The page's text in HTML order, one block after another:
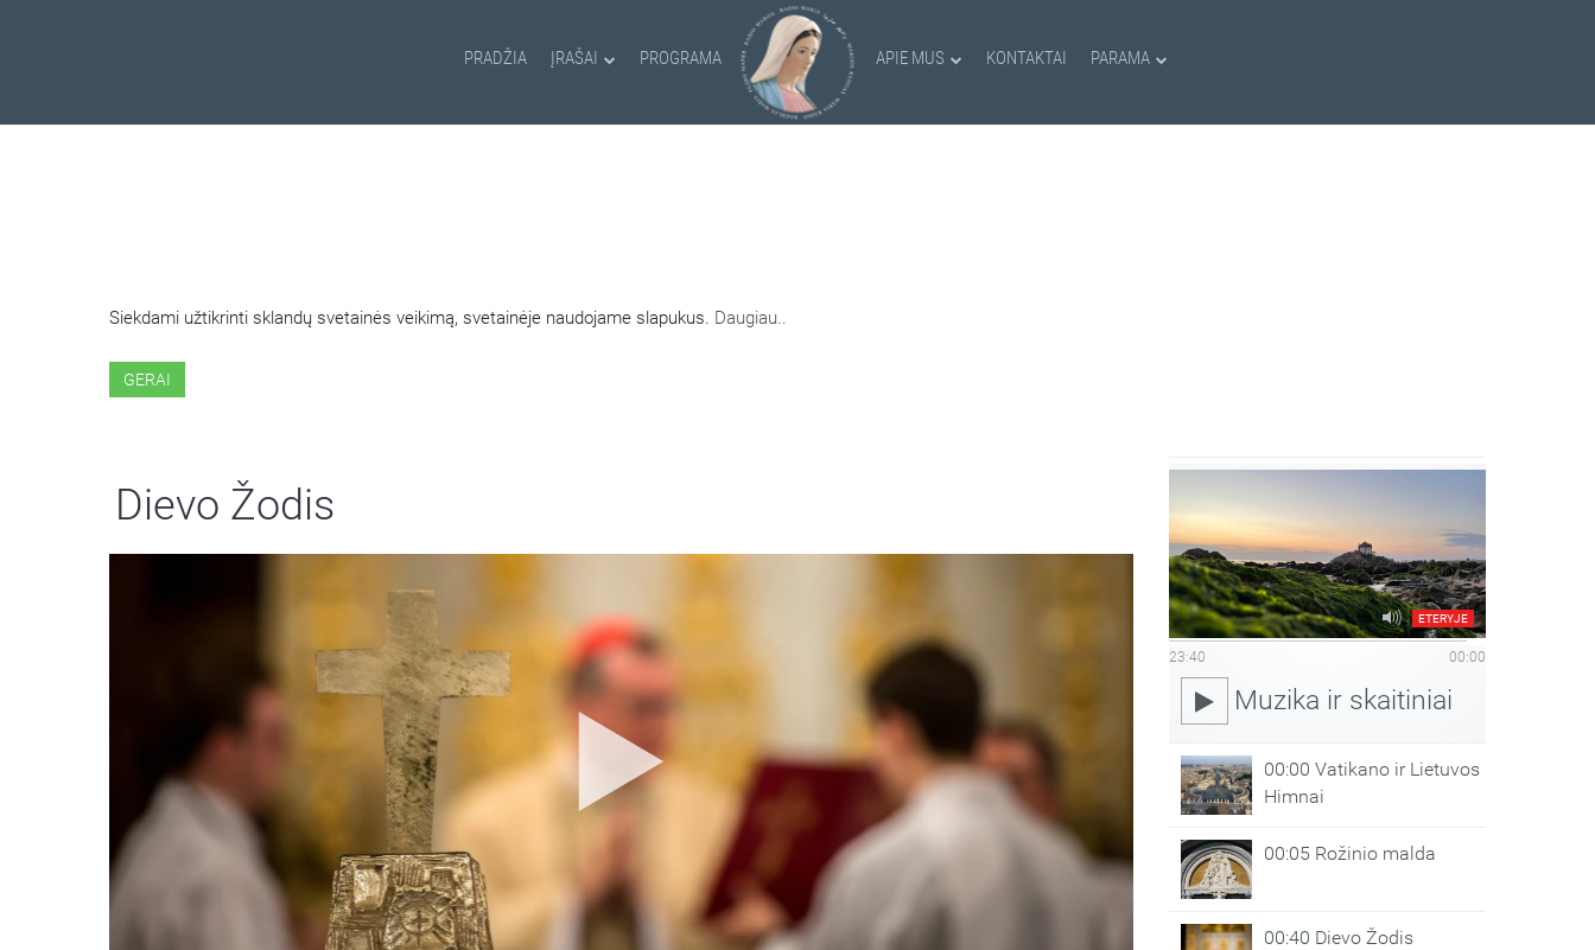
PRADŽIA ĮRAŠAI PROGRAMA APIE MUS KONTAKTAI PARAMA
Siekdami užtikrinti sklandų svetainės veikimą, svetainėje naudojame slapukus. Daugiau..
GERAI
Dievo Žodis
ETERYJE
23:40 00:00
Muzika ir skaitiniai
00:00 Vatikano ir Lietuvos
Himnai
00:05 Rožinio malda
00:40 Dievo Žodis